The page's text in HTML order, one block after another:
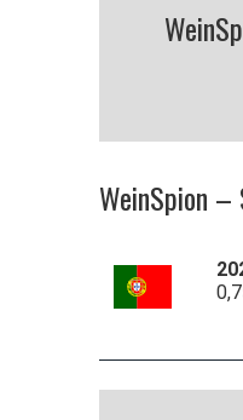
WeinSpion